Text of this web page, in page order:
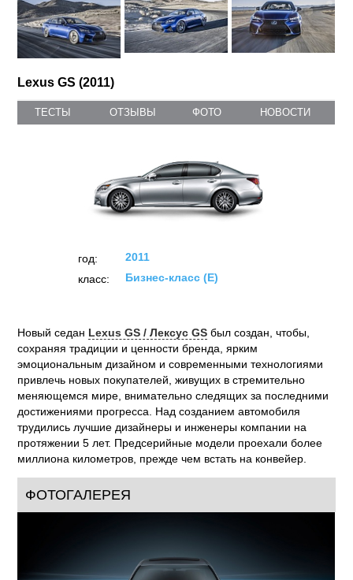
Lexus GS (2011)
ТЕСТЫ ОТЗЫВЫ ФОТО НОВОСТИ
год:
2011
класс:
Бизнес-класс (E)
Новый седан Lexus GS / Лексус GS был создан, чтобы,
сохраняя традиции и ценности бренда, ярким
эмоциональным дизайном и современными технологиями
привлечь новых покупателей, живущих в стремительно
меняющемся мире, внимательно следящих за последними
достижениями прогресса. Над созданием автомобиля
трудились лучшие дизайнеры и инженеры компании на
протяжении 5 лет. Предсерийные модели проехали более
миллиона километров, прежде чем встать на конвейер.
ФОТОГАЛЕРЕЯ